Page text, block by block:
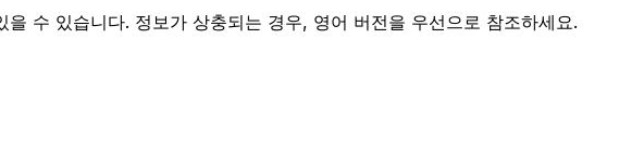
수 있습니다. 정보가 상충되는 경우, 영어 버전을 우선으로 참조하세요.